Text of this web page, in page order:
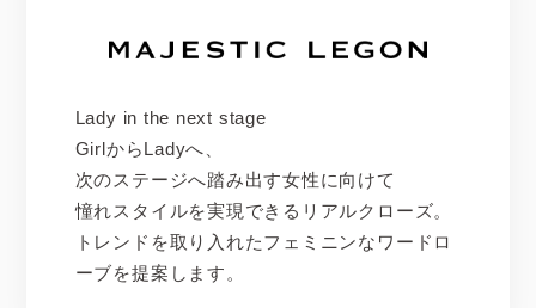
Lady in the next stage
GirlからLadyへ、
次のステージへ踏み出す女性に向けて
憧れスタイルを実現できるリアルクローズ。
トレンドを取り入れたフェミニンなワードロ
ーブを提案します。